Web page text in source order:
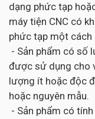
dạng phức tạp
máy tiện CNC có
phức tạp một cách
- Sản phẩm có số
được sử dụng cho
lượng ít hoặc độc
hoặc nguyên mẫu.
- Sản phẩm có